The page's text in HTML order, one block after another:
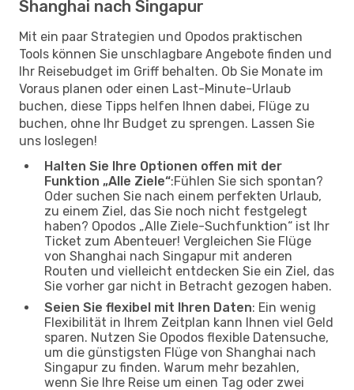
Shanghai nach Singapur
Mit ein paar Strategien und Opodos praktischen
Tools können Sie unschlagbare Angebote finden und
Ihr Reisebudget im Griff behalten. Ob Sie Monate im
Voraus planen oder einen Last-Minute-Urlaub
buchen, diese Tipps helfen Ihnen dabei, Flüge zu
buchen, ohne Ihr Budget zu sprengen. Lassen Sie
uns loslegen!
Halten Sie Ihre Optionen offen mit der
Funktion „Alle Ziele“:Fühlen Sie sich spontan?
Oder suchen Sie nach einem perfekten Urlaub,
zu einem Ziel, das Sie noch nicht festgelegt
haben? Opodos „Alle Ziele-Suchfunktion“ ist Ihr
Ticket zum Abenteuer! Vergleichen Sie Flüge
von Shanghai nach Singapur mit anderen
Routen und vielleicht entdecken Sie ein Ziel, das
Sie vorher gar nicht in Betracht gezogen haben.
Seien Sie flexibel mit Ihren Daten: Ein wenig
Flexibilität in Ihrem Zeitplan kann Ihnen viel Geld
sparen. Nutzen Sie Opodos flexible Datensuche,
um die günstigsten Flüge von Shanghai nach
Singapur zu finden. Warum mehr bezahlen,
wenn Sie Ihre Reise um einen Tag oder zwei